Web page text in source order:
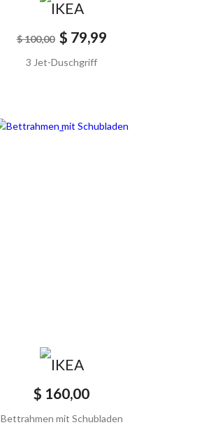
$ 100,00 $ 79,99
3 Jet-Duschgriff
$ 160,00
Bettrahmen mit Schubladen